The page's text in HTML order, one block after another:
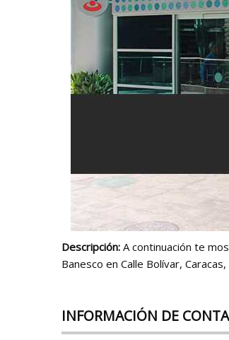
Descripción: A continuación te
Banesco en Calle Bolívar,
INFORMACIÓN DE